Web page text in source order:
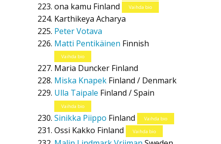
ona kamu Finland Vaihda bio
Karthikeya Acharya
Peter Votava
Matti Pentikäinen Finnish
Vaihda bio
Maria Duncker Finland
Miska Knapek Finland / Denmark
Ulla Taipale Finland / Spain
Vaihda bio
Sinikka Piippo Finland Vaihda bio
Ossi Kakko Finland Vaihda bio